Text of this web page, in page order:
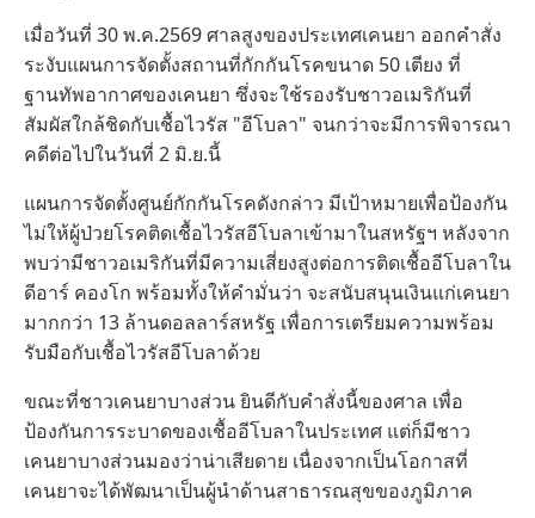
เมื่อวันที่ 30 พ.ค.2569 ศาลสูงของประเทศเคนยา ออกคำสั่ง
ระงับแผนการจัดตั้งสถานที่กักกันโรคขนาด 50 เตียง ที่
ฐานทัพอากาศของเคนยา ซึ่งจะใช้รองรับชาวอเมริกันที่
สัมผัสใกล้ชิดกับเชื้อไวรัส "อีโบลา" จนกว่าจะมีการพิจารณา
คดีต่อไปในวันที่ 2 มิ.ย.นี้
แผนการจัดตั้งศูนย์กักกันโรคดังกล่าว มีเป้าหมายเพื่อป้องกัน
ไม่ให้ผู้ป่วยโรคติดเชื้อไวรัสอีโบลาเข้ามาในสหรัฐฯ หลังจาก
พบว่ามีชาวอเมริกันที่มีความเสี่ยงสูงต่อการติดเชื้ออีโบลาใน
ดีอาร์ คองโก พร้อมทั้งให้คำมั่นว่า จะสนับสนุนเงินแก่เคนยา
มากกว่า 13 ล้านดอลลาร์สหรัฐ เพื่อการเตรียมความพร้อม
รับมือกับเชื้อไวรัสอีโบลาด้วย
ขณะที่ชาวเคนยาบางส่วน ยินดีกับคำสั่งนี้ของศาล เพื่อ
ป้องกันการระบาดของเชื้ออีโบลาในประเทศ แต่ก็มีชาว
เคนยาบางส่วนมองว่าน่าเสียดาย เนื่องจากเป็นโอกาสที่
เคนยาจะได้พัฒนาเป็นผู้นำด้านสาธารณสุขของภูมิภาค